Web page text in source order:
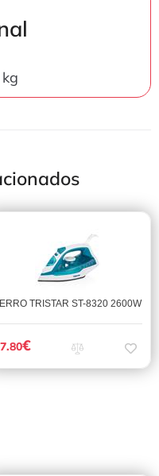
TRISTAR ST-8320 2600W
€